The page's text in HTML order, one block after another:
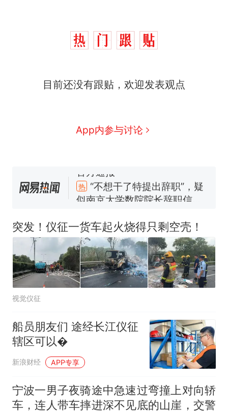
目前还没有跟贴，欢迎发表观点
App内参与讨论
热
“不想干了特提出辞职”，疑
似南京大学数院院长辞职信流
任院长一职，不清楚辞职信来
源；曾用手绘图做头像
号，仅凭视频评出？中国烹饪
协会回应
男子上山采菌偶然发现鸡枞菌
窝，原地守1天等它长大：挖了
140多朵
美国一场追捕行动中，一男子
在车辆行驶中爬上车顶跳舞。
（新京报）
美国渔民钓获鲨鱼徒手将其拽
来源：参考消息）
笔试第一被第二名传话劝弃考
官方通报
“不想干了特提出辞职”，疑
似南京大学数院院长辞职信流
传，院方回应：喻良教授已卸
任院长一职，不清楚辞职信来
源；曾用手绘图做头像
突发！仪征一货车起火烧得只剩空壳！
视觉仪征
船员朋友们 途经长江仪征
辖区可以�
新浪财经 APP专享
宁波一男子夜骑途中急速过弯撞上对向轿
车，连人带车摔进深不见底的山崖，交警